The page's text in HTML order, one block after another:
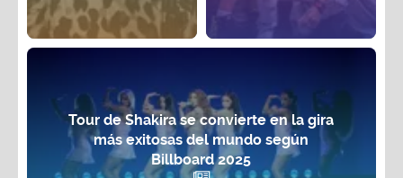
Tour de Shakira se convierte en la gira
más exitosas del mundo según
Billboard 2025